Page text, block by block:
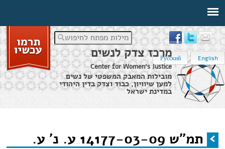
מילות מפתח לחיפוש
English
Русский
מרכז צדק לנשים
Center for Women's Justice
מובילות המאבק המשפטי של נשים
למען שיוויון, כבוד וצדק בדין היהודי
במדינת ישראל
הינך נמצא כאן
תמ"ש 14177-03-09 ע. נ' ע.